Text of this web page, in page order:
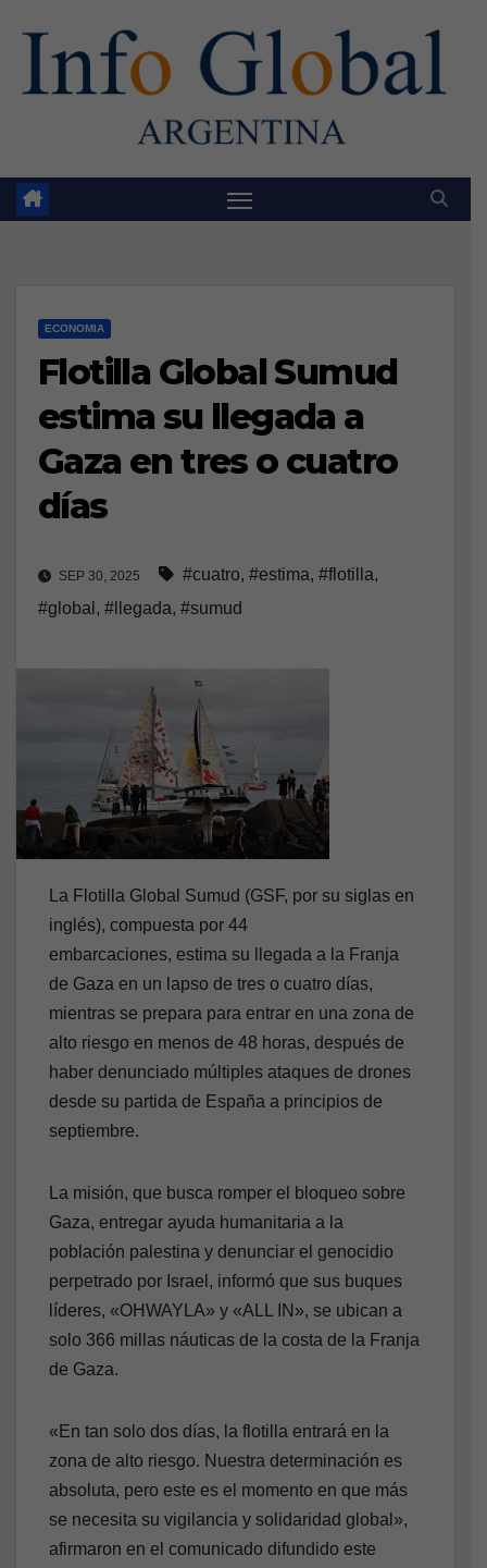
ECONOMIA
Flotilla Global Sumud
estima su llegada a
Gaza en tres o cuatro
días
SEP 30, 2025 #cuatro, #estima, #flotilla,
#global , #llegada, #sumud
La Flotilla Global Sumud (GSF, por su siglas en
inglés), compuesta por 44
embarcaciones, estima su llegada a la Franja
de Gaza en un lapso de tres o cuatro días,
mientras se prepara para entrar en una zona de
alto riesgo en menos de 48 horas, después de
haber denunciado múltiples ataques de drones
desde su partida de España a principios de
septiembre.
La misión, que busca romper el bloqueo sobre
Gaza, entregar ayuda humanitaria a la
población palestina y denunciar el genocidio
perpetrado por Israel, informó que sus buques
líderes, «OHWAYLA» y «ALL IN», se ubican a
solo 366 millas náuticas de la costa de la Franja
de Gaza.
«En tan solo dos días, la flotilla entrará en la
zona de alto riesgo. Nuestra determinación es
absoluta, pero este es el momento en que más
se necesita su vigilancia y solidaridad global»,
afirmaron en el comunicado difundido este